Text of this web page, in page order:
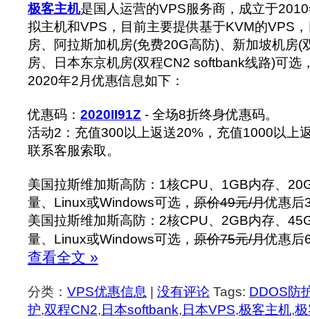
极客主机是国人运营的VPS服务商，成立于
拟主机和VPS，目前主要提供基于KVM的VPS
房、阿拉斯加机房(免费20G高防)、新加坡机房(
房、日本东京机房(双程CN2 softbank线路)可选
2020年2月优惠信息如下：
优惠码： 2020II91Z - 全场8折终身优惠码。
活动2：充值300以上返送20%，充值1000以上
联系客服索取。
美国拉斯维加斯高防：1核CPU、1GB内存、
量、Linux或Windows可选， 原价49元/月优惠后
美国拉斯维加斯高防：2核CPU、2GB内存、
量、Linux或Windows可选， 原价75元/月优惠后
查看全文 »
分类： VPS优惠信息 | 没有评论 Tags: DDOS防
护,双程CN2,日本softbank,日本VPS,极客主机,